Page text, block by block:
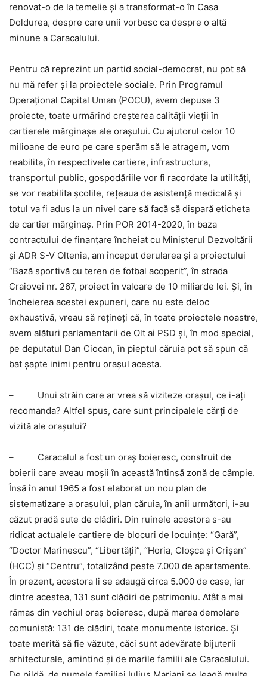
renovat-o de la temelie şi a transformat-o în Casa
Doldurea, despre care unii vorbesc ca despre o altă
minune a Caracalului.
Pentru că reprezint un partid social-democrat, nu pot să
nu mă refer şi la proiectele sociale. Prin Programul
Operaţional Capital Uman (POCU), avem depuse 3
proiecte, toate urmărind creşterea calităţii vieţii în
cartierele mărginaşe ale oraşului. Cu ajutorul celor 10
milioane de euro pe care sperăm să le atragem, vom
reabilita, în respectivele cartiere, infrastructura,
transportul public, gospodăriile vor fi racordate la utilităţi,
se vor reabilita şcolile, reţeaua de asistenţă medicală şi
totul va fi adus la un nivel care să facă să dispară eticheta
de cartier mărginaş. Prin POR 2014-2020, în baza
contractului de finanţare încheiat cu Ministerul Dezvoltării
şi ADR S-V Oltenia, am început derularea şi a proiectului
“Bază sportivă cu teren de fotbal acoperit”, în strada
Craiovei nr. 267, proiect în valoare de 10 miliarde lei. Şi, în
încheierea acestei expuneri, care nu este deloc
exhaustivă, vreau să reţineţi că, în toate proiectele noastre,
avem alături parlamentarii de Olt ai PSD şi, în mod special,
pe deputatul Dan Ciocan, în pieptul căruia pot să spun că
bat şapte inimi pentru oraşul acesta.
– Unui străin care ar vrea să viziteze oraşul, ce i-aţi
recomanda? Altfel spus, care sunt principalele cărţi de
vizită ale oraşului?
– Caracalul a fost un oraş boieresc, construit de
boierii care aveau moşii în această întinsă zonă de câmpie.
Însă în anul 1965 a fost elaborat un nou plan de
sistematizare a oraşului, plan căruia, în anii următori, i-au
căzut pradă sute de clădiri. Din ruinele acestora s-au
ridicat actualele cartiere de blocuri de locuinţe: “Gară”,
“Doctor Marinescu”, “Libertăţii”, “Horia, Cloşca şi Crişan”
(HCC) şi “Centru”, totalizând peste 7.000 de apartamente.
În prezent, acestora li se adaugă circa 5.000 de case, iar
dintre acestea, 131 sunt clădiri de patrimoniu. Atât a mai
rămas din vechiul oraş boieresc, după marea demolare
comunistă: 131 de clădiri, toate monumente istorice. Şi
toate merită să fie văzute, căci sunt adevărate bijuterii
arhitecturale, amintind şi de marile familii ale Caracalului.